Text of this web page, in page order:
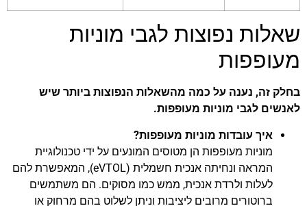
שאלות נפוצות לגבי מוניות
מעופפות
בחלק זה, נענה על כמה מהשאלות הנפוצות ביותר שיש
לאנשים לגבי מוניות מעופפות.
איך עובדות מוניות מעופפות?
מוניות מעופפות הן מטוסים המונעים על ידי טכנולוגיית
המראה ונחיתה אנכית חשמלית (eVTOL), המאפשרת להם
לעלות ולרדת אנכית, ממש כמו מסוקים. הם משתמשים
ברוטורים מרובים ליציבות וניתן לשלוט בהם מרחוק או